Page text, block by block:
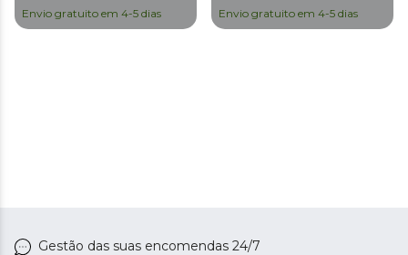
Envio gratuito em 4-5 dias
Envio gratuito em 4-5 dias
Gestão das suas encomendas 24/7